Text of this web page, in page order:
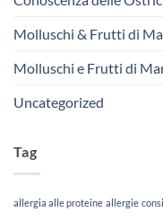
Molluschi & Frutti di
Molluschi e Frutti di
Uncategorized
Tag
allergia alle proteine allergie